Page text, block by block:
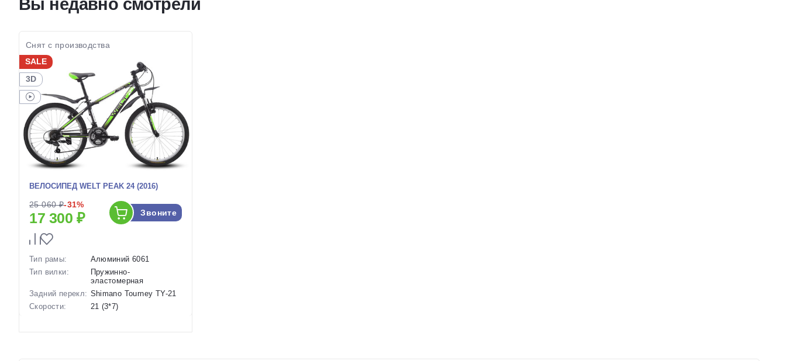
Цвет-размер в
14 Черный
Вы недавно смотрели
Снят с производства
SALE
3D
ВЕЛОСИПЕД WELT PEAK 24 (2016)
25 060 ₽-31%
17 300 ₽ Звоните
Тип рамы:
Алюминий 6061
Тип вилки:
Пружинно-
эластомерная
Задний перекл: Shimano Tourney TY-21
Скорости:
21 (3*7)